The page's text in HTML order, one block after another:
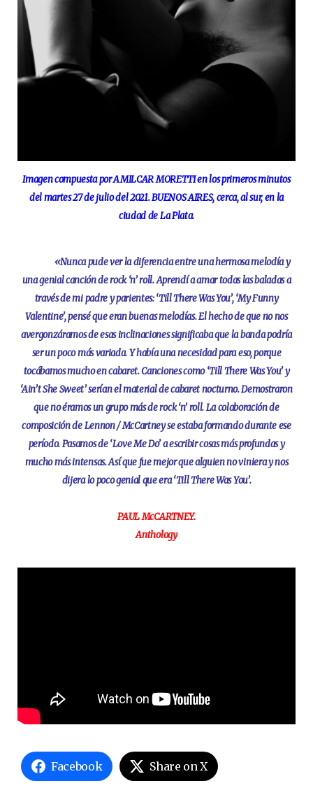
Imagen compuesta por AMILCAR MORETTI en los primeros minutos
del martes 27 de julio del 2021. BUENOS AIRES, cerca, al sur, en la
ciudad de La Plata.
«Nunca pude ver la diferencia entre una hermosa melodía y
una genial canción de rock ‘n’ roll. Aprendí a amar todas las baladas a
través de mi padre y parientes: ‘Till There Was You’, ‘My Funny
Valentine’, pensé que eran buenas melodías. El hecho de que no nos
avergonzáramos de esas inclinaciones significaba que la banda podría
ser un poco más variada. Y había una necesidad para eso, porque
tocábamos mucho en cabaret. Canciones como ‘Till There Was You’ y
‘Ain’t She Sweet’ serían el material de cabaret nocturno. Demostraron
que no éramos un grupo más de rock ‘n’ roll. La colaboración de
composición de Lennon / McCartney se estaba formando durante ese
período. Pasamos de ‘Love Me Do’ a escribir cosas más profundas y
mucho más intensas. Así que fue mejor que alguien no viniera y nos
dijera lo poco genial que era ‘Till There Was You’.
PAUL McCARTNEY.
Anthology
Facebook Share on X